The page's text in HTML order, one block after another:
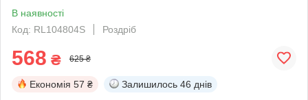
В наявності
Код: RL104804S
Роздріб
568 ₴ 625 ₴
Економія 57 ₴ Залишилось 46 днів